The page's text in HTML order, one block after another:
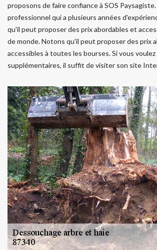
proposons de faire confiance à SOS
professionnel qui a plusieurs années
qu'il peut proposer des prix abordables et
de monde. Notons qu'il peut proposer des prix
accessibles à toutes les bourses. Si vous
supplémentaires, il suffit de visiter son site